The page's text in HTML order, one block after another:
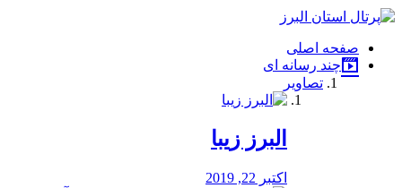
فصد
شرق
تهران
خشکشویی
صفحه اصلی
چند رسانه ای
تصاویر
البرز زیبا
اکتبر 22, 2019